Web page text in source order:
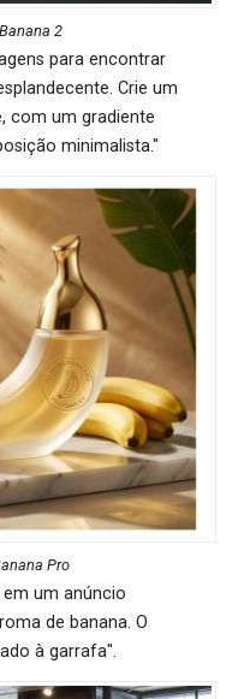
2
para encontrar
Crie um
com um gradiente
minimalista."
Pro
um anúncio
de banana. O
à garrafa".